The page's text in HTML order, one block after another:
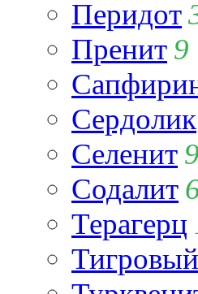
Перидот
Пренит 9
Сердолик
Селенит 9
Содалит
Терагерц